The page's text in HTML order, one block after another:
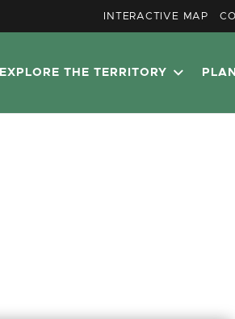
INTERACTIVE MAP
EXPLORE THE TERRITORY